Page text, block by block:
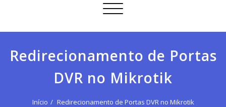
Alternar
Redirecionamento de Portas
DVR no Mikrotik
Início Redirecionamento de Portas DVR no Mikrotik